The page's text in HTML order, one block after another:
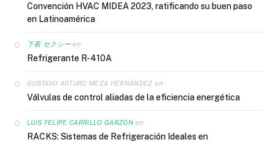
Convención HVAC MIDEA 2023, ratificando su buen paso
en Latinoamérica
下着 セクシー en
Refrigerante R-410A
GUSTAVO ARTURO MEZA HERNÁNDEZ en
Válvulas de control aliadas de la eficiencia energética
LUIS FELIPE CARRILLO GARZONen
RACKS: Sistemas de Refrigeración Ideales en